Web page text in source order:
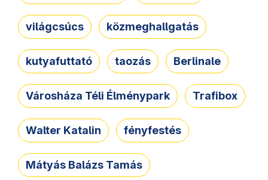
világcsúcs közmeghallgatás
kutyafuttató taozás Berlinale
Városháza Téli Élménypark Trafibox
Walter Katalin fényfestés
Mátyás Balázs Tamás